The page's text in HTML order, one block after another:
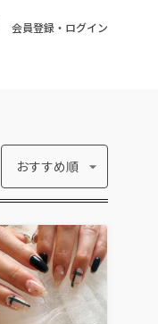
会員登録・ログイン
おすすめ順